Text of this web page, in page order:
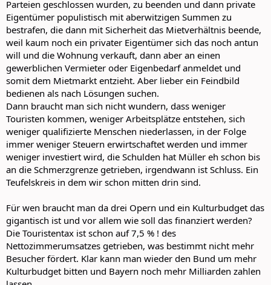
Parteien geschlossen wurden, zu beenden und dann private
Eigentümer populistisch mit aberwitzigen Summen zu
bestrafen, die dann mit Sicherheit das Mietverhältnis beende,
weil kaum noch ein privater Eigentümer sich das noch antun
will und die Wohnung verkauft, dann aber an einen
gewerblichen Vermieter oder Eigenbedarf anmeldet und
somit dem Mietmarkt entzieht. Aber lieber ein Feindbild
bedienen als nach Lösungen suchen.
Dann braucht man sich nicht wundern, dass weniger
Touristen kommen, weniger Arbeitsplätze entstehen, sich
weniger qualifizierte Menschen niederlassen, in der Folge
immer weniger Steuern erwirtschaftet werden und immer
weniger investiert wird, die Schulden hat Müller eh schon bis
an die Schmerzgrenze getrieben, irgendwann ist Schluss. Ein
Teufelskreis in dem wir schon mitten drin sind.
Für wen braucht man da drei Opern und ein Kulturbudget das
gigantisch ist und vor allem wie soll das finanziert werden?
Die Touristentax ist schon auf 7,5 % ! des
Nettozimmerumsatzes getrieben, was bestimmt nicht mehr
Besucher fördert. Klar kann man wieder den Bund um mehr
Kulturbudget bitten und Bayern noch mehr Milliarden zahlen